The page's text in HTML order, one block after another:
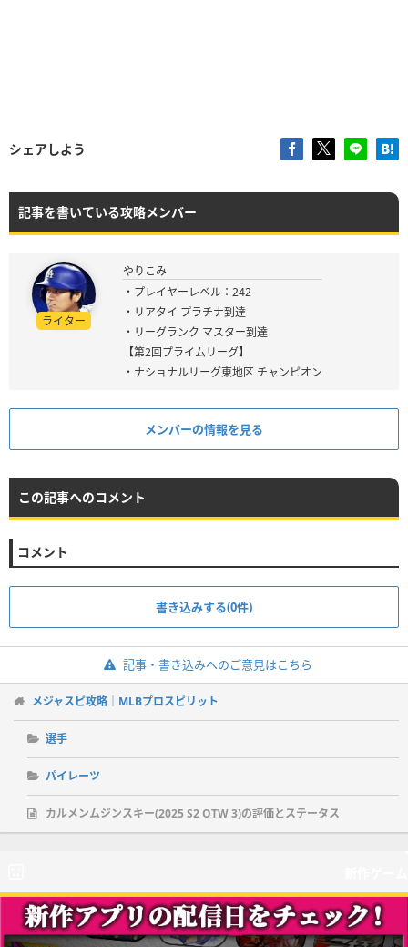
シェアしよう
記事を書いている攻略メンバー
ライター
やりこみ
・プレイヤーレベル：242
・リアタイ プラチナ到達
・リーグランク マスター到達
【第2回プライムリーグ】
・ナショナルリーグ東地区 チャンピオン
メンバーの情報を見る
この記事へのコメント
コメント
書き込みする(0件)
記事・書き込みへのご意見はこちら
メジャスピ攻略｜MLBプロスピリット
選手
パイレーツ
カルメンムジンスキー(2025 S2 OTW 3)の評価とステータス